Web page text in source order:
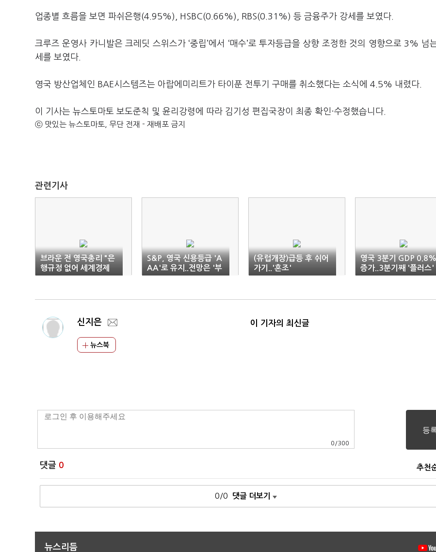
업종별 흐름을 보면 파쉬은행(4.95%), HSBC(0.66%), RBS(0.31%) 등 금융주가 강세를 보였다.
크루즈 운영사 카니발은 크레딧 스위스가 ‘중립’에서 ‘매수’로 투자등급을 상향 조정한 것의 영향으로 3% 넘
세를 보였다.
영국 방산업체인 BAE시스템즈는 아랍에미리트가 타이푼 전투기 구매를 취소했다는 소식에 4.5% 내렸다.
이 기사는 뉴스토마토 보도준칙 및 윤리강령에 따라 김기성 편집국장이 최종 확인·수정했습니다.
ⓒ 맛있는 뉴스토마토, 무단 전재 - 재배포 금지
관련기사
브라운 전 영국총리 "은
행규정 없어 세계경제
붕괴할 수도"
S&P, 영국 신용등급 'A
AA'로 유지..전망은 '부
정적'
(유럽개장)급등 후 쉬어
가기..'혼조'
영국 3분기 GDP
증가..3분기째 '플러스'
신지은
뉴스북
이 기자의 최신글
0 /300
댓글 0 추천
0/0 댓글 더보기
뉴스리듬